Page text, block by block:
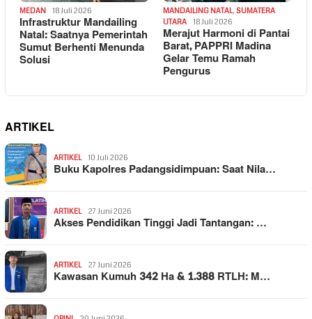
MEDAN 18 Juli 2026
Infrastruktur Mandailing
Natal: Saatnya Pemerintah
Sumut Berhenti Menunda
Solusi
MANDAILING NATAL, SUMATERA
UTARA
18 Juli 2026
Merajut Harmoni di Pantai
Barat, PAPPRI Madina
Gelar Temu Ramah
Pengurus
ARTIKEL
ARTIKEL 10 Juli 2026
Buku Kapolres Padangsidimpuan: Saat Nila…
ARTIKEL 27 Juni 2026
Akses Pendidikan Tinggi Jadi Tantangan: …
ARTIKEL 27 Juni 2026
Kawasan Kumuh 342 Ha & 1.388 RTLH: M…